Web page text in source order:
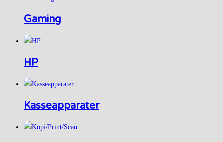
Gaming
HP
Kasseapparater